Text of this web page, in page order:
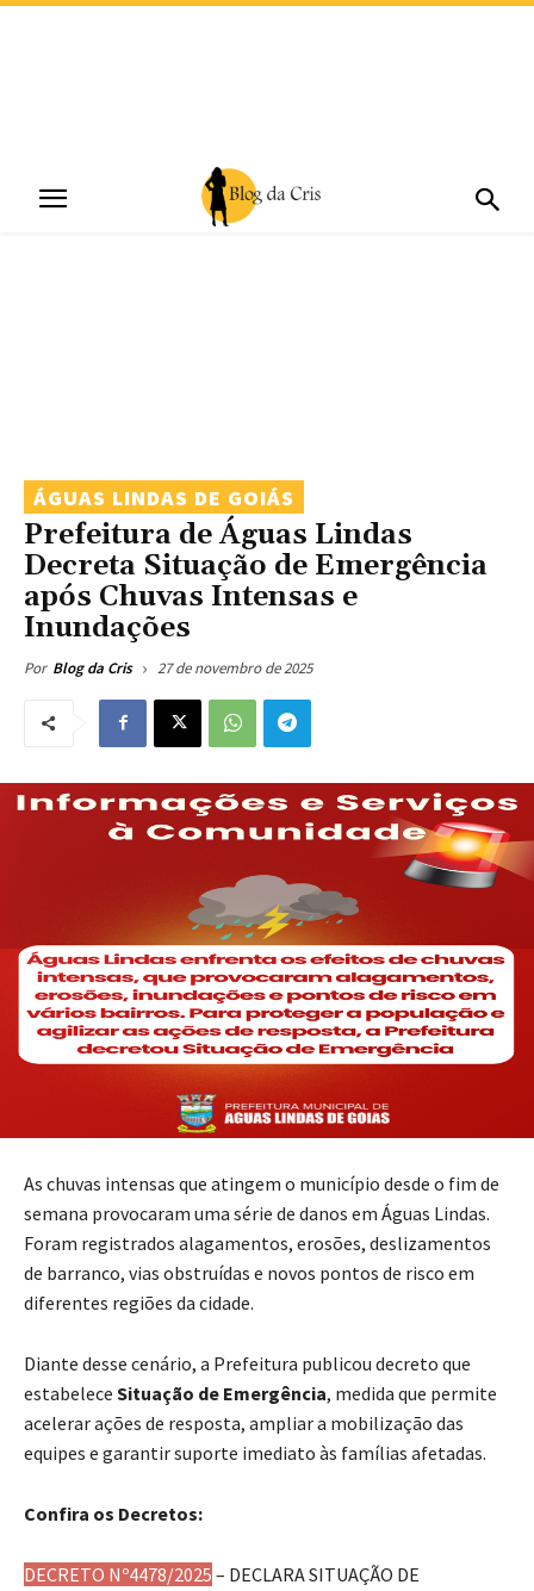
ÁGUAS LINDAS DE GOIÁS
Prefeitura de Águas Lindas
Decreta Situação de Emergência
após Chuvas Intensas e
Inundações
Por Blog da Cris 27 de novembro de 2025
As chuvas intensas que atingem o município desde o fim de
semana provocaram uma série de danos em Águas Lindas.
Foram registrados alagamentos, erosões, deslizamentos
de barranco, vias obstruídas e novos pontos de risco em
diferentes regiões da cidade.
Diante desse cenário, a Prefeitura publicou decreto que
estabelece Situação de Emergência, medida que permite
acelerar ações de resposta, ampliar a mobilização das
equipes e garantir suporte imediato às famílias afetadas.
Confira os Decretos:
DECRETO Nº4478/2025 – DECLARA SITUAÇÃO DE